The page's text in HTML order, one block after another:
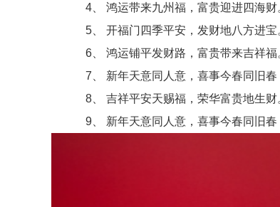
4、 鸿运带来九州福，富贵迎进四海财
5、 开福门四季平安，发财地八方进宝
6、 鸿运铺平发财路，富贵带来吉祥福
7、 新年天意同人意，喜事今春同旧春
8、 吉祥平安天赐福，荣华富贵地生财
9、 新年天意同人意，喜事今春同旧春